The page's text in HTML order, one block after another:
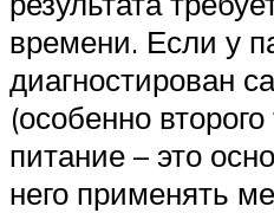
времени. Если у
диагностирован
(особенно
питание – это
него применять